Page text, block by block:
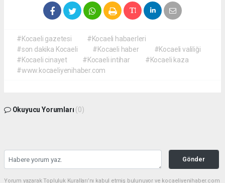
#Kocaeli gazetesi
#Kocaeli habaerleri
#son dakika Kocaeli
#Kocaeli haber
#Kocaeli valiliği
#Kocaeli cinayet
#Kocaeli intihar
#Kocaeli kaza
#www.kocaeliyenihaber.com
Okuyucu Yorumları (0)
Gönder
Yorum yazarak Topluluk Kuralları’nı kabul etmiş bulunuyor ve kocaeliyenihaber.com